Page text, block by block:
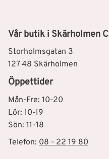
Vår butik i Skärholmen C
Storholmsgatan 3
127 48 Skärholmen
Öppettider
Mån-Fre: 10-20
Lör: 10-19
Sön: 11-18
Telefon: 08 - 22 19 80